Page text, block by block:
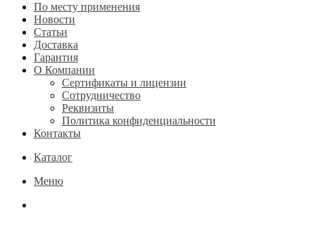
По месту применения
Новости
Статьи
Доставка
Гарантия
О Компании
Сертификаты и лицензии
Сотрудничество
Реквизиты
Политика конфиденциальности
Контакты
Каталог
Меню